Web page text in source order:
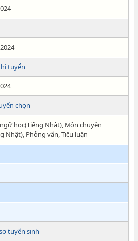
tuyển
chọn
học(Tiếng Nhật), Môn chuyên
Nhật), Phỏng vấn, Tiểu luận
tuyển sinh